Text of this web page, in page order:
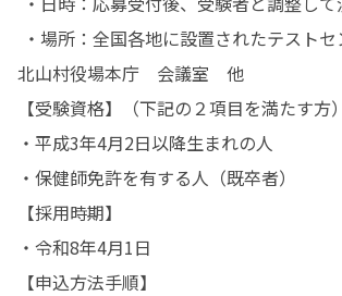
北山村役場本庁　会議室　他
【受験資格】（下記の２項目を満たす方）
・平成3年4月2日以降生まれの人
・保健師免許を有する人（既卒者）
【採用時期】
・令和8年4月1日
【申込方法手順】